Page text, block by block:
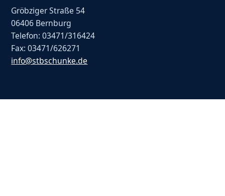
Gröbziger Straße 54
06406 Bernburg
Telefon: 03471/316424
Fax: 03471/626271
info@stbschunke.de